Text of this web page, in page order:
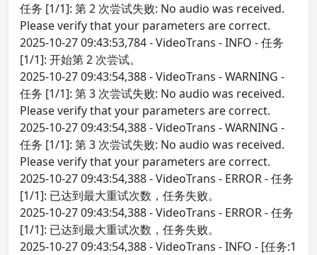
任务 [1/1]: 第 2 次尝试失败: No audio was received.
Please verify that your parameters are correct.
2025-10-27 09:43:53,784 - VideoTrans - INFO - 任务
[1/1]: 开始第 2 次尝试。
2025-10-27 09:43:54,388 - VideoTrans - WARNING -
任务 [1/1]: 第 3 次尝试失败: No audio was received.
Please verify that your parameters are correct.
2025-10-27 09:43:54,388 - VideoTrans - WARNING -
任务 [1/1]: 第 3 次尝试失败: No audio was received.
Please verify that your parameters are correct.
2025-10-27 09:43:54,388 - VideoTrans - ERROR - 任务
[1/1]: 已达到最大重试次数，任务失败。
2025-10-27 09:43:54,388 - VideoTrans - ERROR - 任务
[1/1]: 已达到最大重试次数，任务失败。
2025-10-27 09:43:54,388 - VideoTrans - INFO - [任务:1